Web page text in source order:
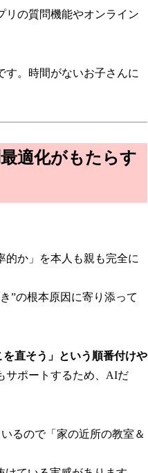
リの質問機能やオンライン
す。時間がないお子さんに
適化がもたらす
的か」を本人も親も完全に
”の根本原因に寄り添って
直そう」という順番付けや
サポートするため、AIだ
るので「家の近所の教室＆